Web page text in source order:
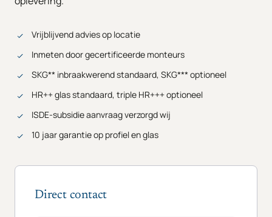
Vrijblijvend advies op locatie
Inmeten door gecertificeerde monteurs
SKG** inbraakwerend standaard, SKG*** optioneel
HR++ glas standaard, triple HR+++ optioneel
ISDE-subsidie aanvraag verzorgd wij
10 jaar garantie op profiel en glas
Direct contact